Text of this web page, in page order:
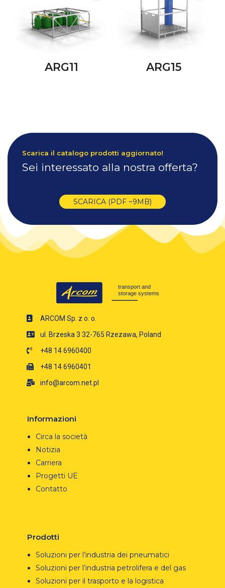
ARG11 ARG15
Scarica il catalogo prodotti aggiornato!
Sei interessato alla nostra offerta?
SCARICA (PDF ~9MB)
ARCOM Sp. z o. o.
ul. Brzeska 3 32-765 Rzezawa, Poland
+48 14 6960400
+48 14 6960401
info@arcom.net.pl
Informazioni
Circa la società
Notizia
Carriera
Progetti UE
Contatto
Prodotti
Soluzioni per l’industria dei pneumatici
Soluzioni per l’industria petrolifera e del gas
Soluzioni per il trasporto e la logistica